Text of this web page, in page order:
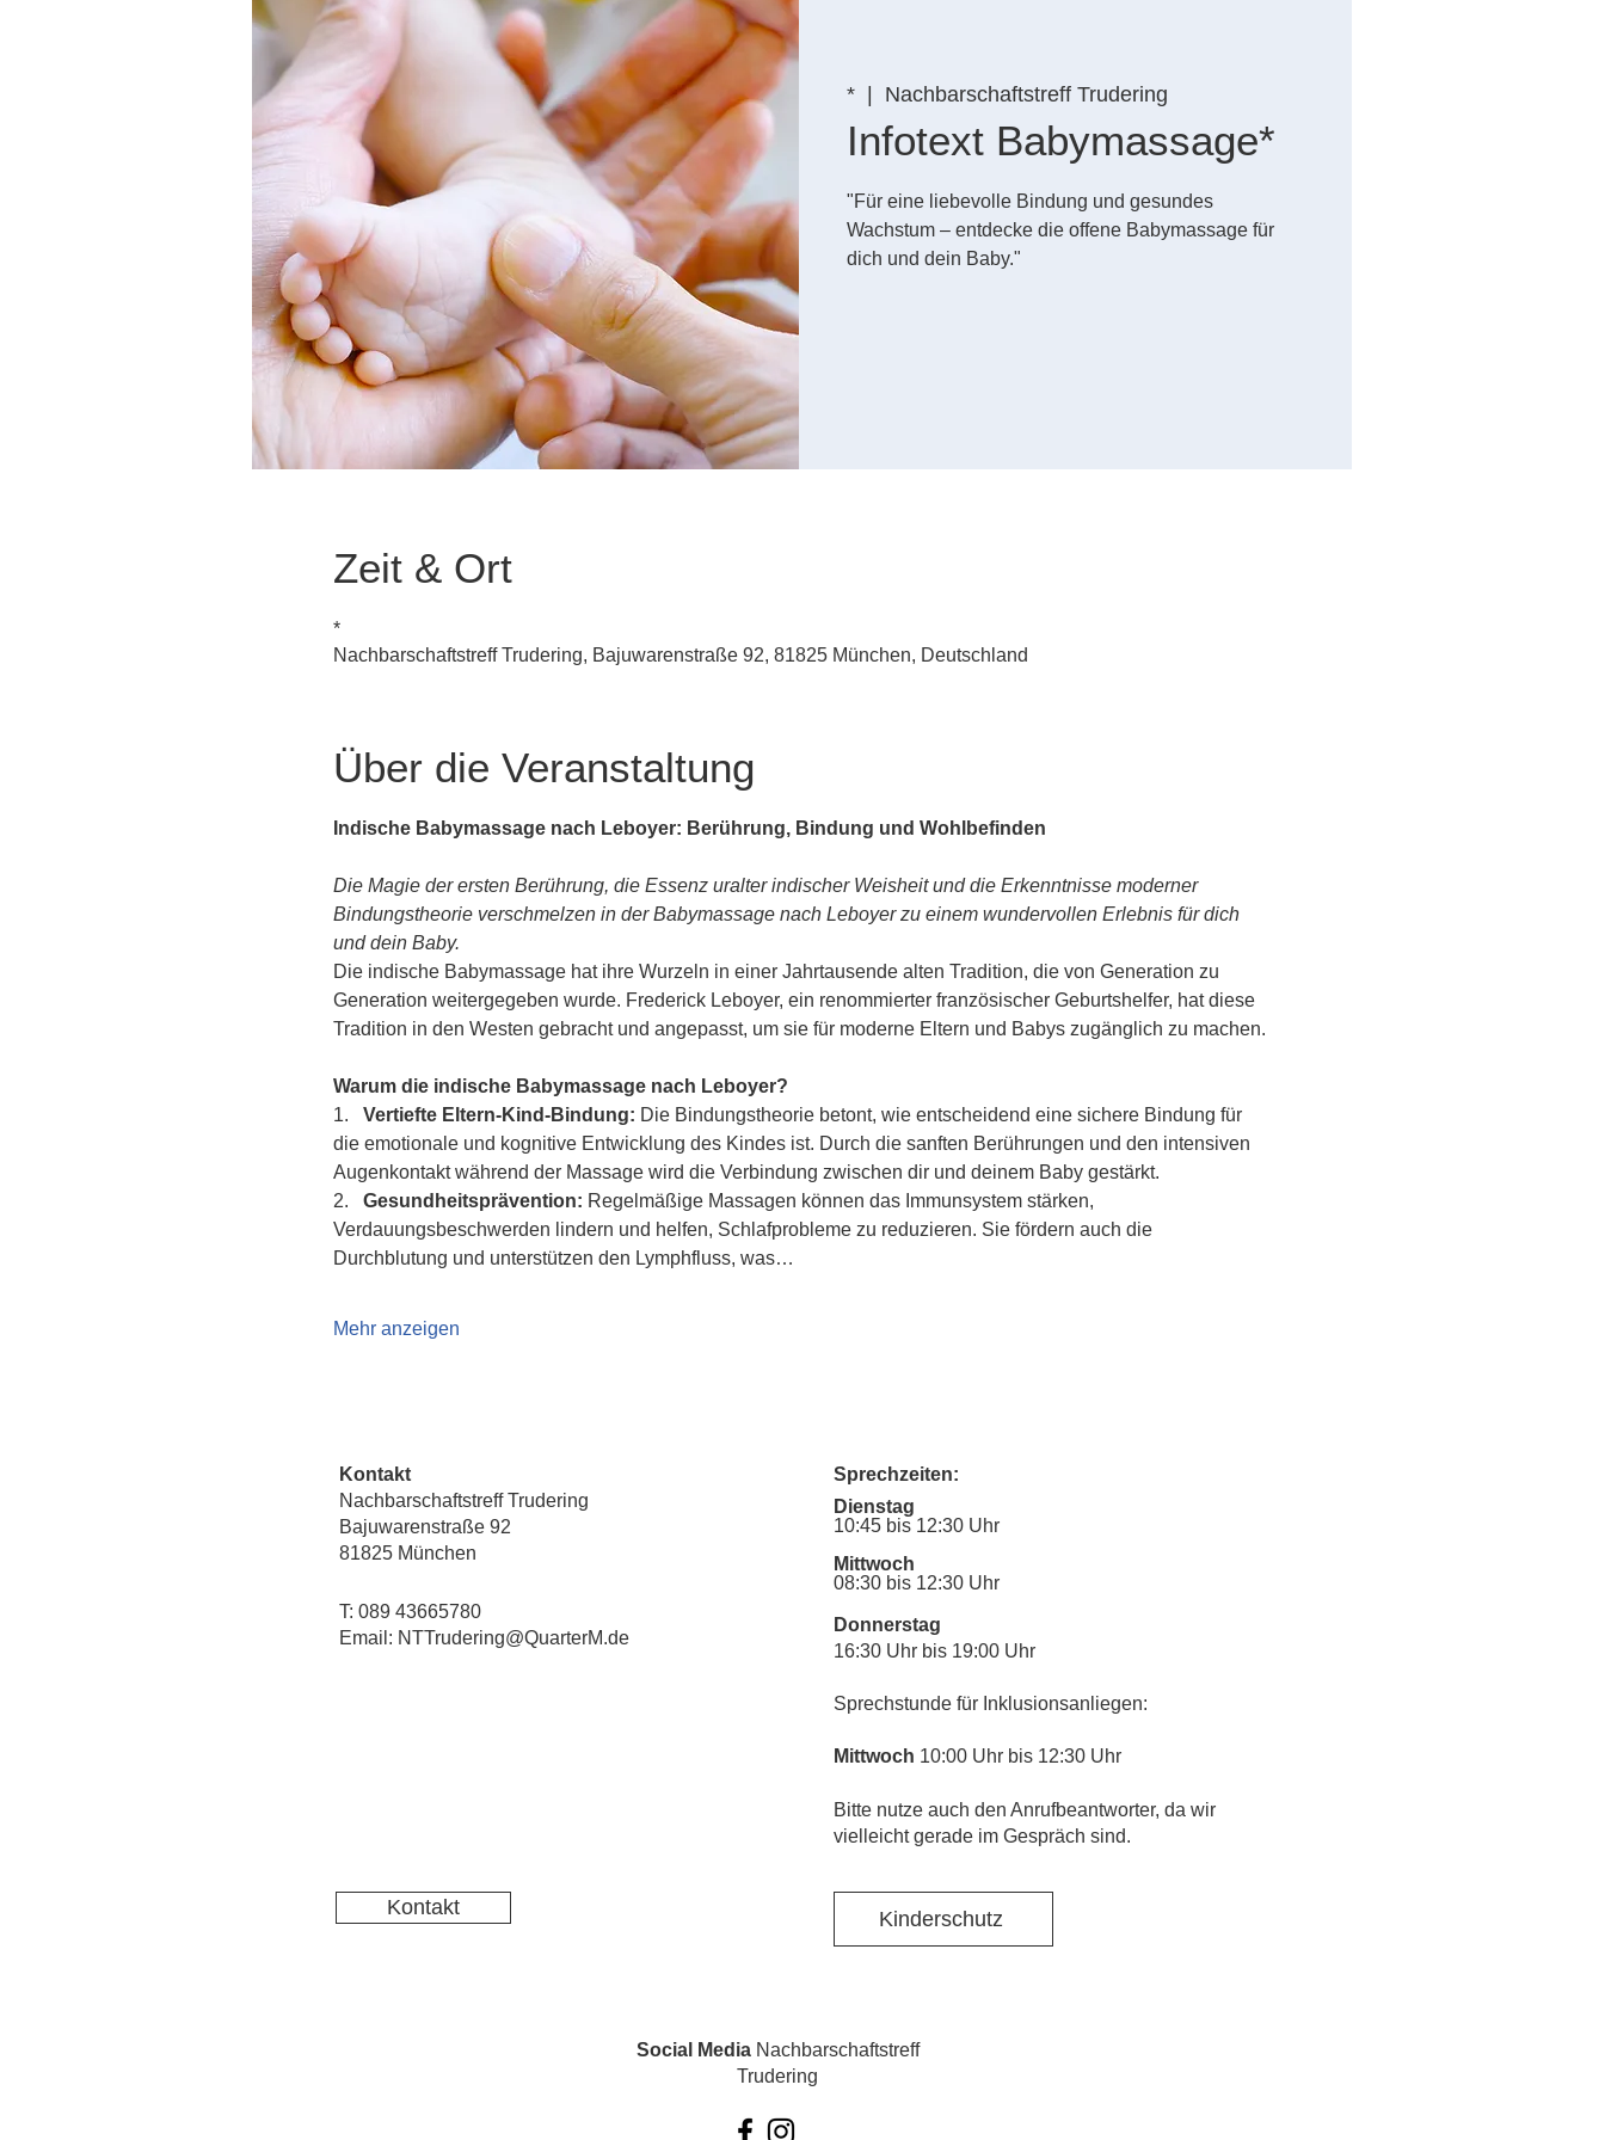
*
  |
Nachbarschaftstreff Trudering
Infotext Babymassage*
"Für eine liebevolle Bindung und gesundes
Wachstum – entdecke die offene Babymassage für
dich und dein Baby."
Zeit & Ort
*
Nachbarschaftstreff Trudering, Bajuwarenstraße 92, 81825 München, Deutschland
Über die Veranstaltung
Indische Babymassage nach Leboyer: Berührung, Bindung und Wohlbefinden
Die Magie der ersten Berührung, die Essenz uralter indischer Weisheit und die Erkenntnisse moderner
Bindungstheorie verschmelzen in der Babymassage nach Leboyer zu einem wundervollen Erlebnis für dich
und dein Baby.
Die indische Babymassage hat ihre Wurzeln in einer Jahrtausende alten Tradition, die von Generation zu
Generation weitergegeben wurde. Frederick Leboyer, ein renommierter französischer Geburtshelfer, hat diese
Tradition in den Westen gebracht und angepasst, um sie für moderne Eltern und Babys zugänglich zu machen.
Warum die indische Babymassage nach Leboyer?
1. Vertiefte Eltern-Kind-Bindung: Die Bindungstheorie betont, wie entscheidend eine sichere Bindung für
die emotionale und kognitive Entwicklung des Kindes ist. Durch die sanften Berührungen und den intensiven
Augenkontakt während der Massage wird die Verbindung zwischen dir und deinem Baby gestärkt.
2. Gesundheitsprävention: Regelmäßige Massagen können das Immunsystem stärken,
Verdauungsbeschwerden lindern und helfen, Schlafprobleme zu reduzieren. Sie fördern auch die
Durchblutung und unterstützen den Lymphfluss, was…
Mehr anzeigen
Kontakt
Nachbarschaftstreff Trudering
Bajuwarenstraße 92
81825 München
T: 089 43665780
Email: NTTrudering@QuarterM.de
Kontakt
Sprechzeiten:
Dienstag
10:45 bis 12:30 Uhr
Mittwoch
08:30 bis 12:30 Uhr
Donnerstag
16:30 Uhr bis 19:00 Uhr
Sprechstunde für Inklusionsanliegen:
Mittwoch 10:00 Uhr bis 12:30 Uhr
​Bitte nutze auch den Anrufbeantworter, da wir
vielleicht gerade im Gespräch sind.
Kinderschutz
Social MediaNachbarschaftstreff
Trudering